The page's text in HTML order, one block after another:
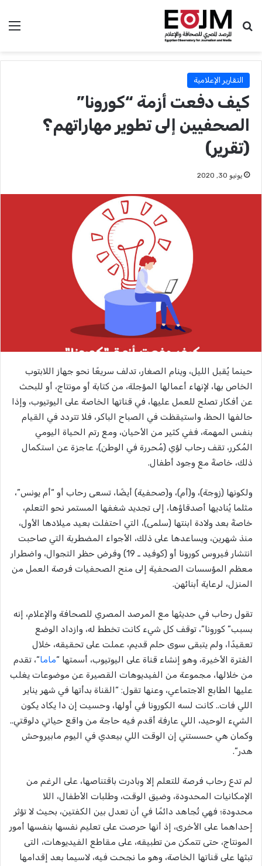
بحث عن
التقارير الإعلامية
كيف دفعت أزمة “كورونا”
الصحفيين إلى تطوير مهاراتهم؟
(تقرير)
يونيو 30, 2020
حينما يُقبل الليل، وينام الصغار، تدلف سريعًا نحو جهاز اللابتوب
الخاص بها، لإنهاء أعمالها المؤجلة، من كتابة أو مونتاج، أو للبحث
عن أفكار تصلح للعمل عليها، في قناتها الخاصة على اليوتيوب، وإذا
حالفها الحظ، واستيقظت في الصباح الباكر، فلا تتردد في القيام
بنفس المهمة، ففي كثير من الأحيان، ومع رتم الحياة اليومي
المُكرر، تقف رحاب لؤي (مُحررة في الوطن)، عاجزة عن استكمال
ذلك، خاصةً مع وجود أطفال.
ولكونها (زوجة)، و(أم)، و(صحفية) أيضًا، تسعى رحاب أو “أم يونس”،
مثلما يُناديها أصدقاؤها، إلى تجديد شغفها المستمر نحو التعلم،
خاصةً بعد ولادة ابنتها (سلمى)، التي احتفلت بعيد ميلادها الأول،
منذ شهرين، ويساعدها على ذلك، الأجواء المضطربة التي صاحبت
انتشار فيروس كورونا أو (كوفيد ـ 19) وفرض حظر التجوال، واضطرار
معظم المؤسسات الصحفية إلى منح الصحفيات فرصة العمل من
المنزل، لرعاية أبنائهن.
تقول رحاب في حديثها مع المرصد المصري للصحافة والإعلام، إنه
بسبب” كورونا”، توقف كل شيء كانت تخطط له، وازداد الوضع
تعقيدًا، ولم يتبقى سوى حلم قديم، عملت على تحقيقه، خلال
الفترة الأخيرة، وهو إنشاء قناة على اليوتيوب، أسمتها “ماما“، تقدم
من خلالها، مجموعة من الفيديوهات القصيرة عن موضوعات يغلب
عليها الطابع الاجتماعي، وعنها تقول: “القناة بدأتها في شهر يناير
اللي فات.. كانت لسه الكورونا في أولها، وحسيت إن دا يكاد يكون
الشيء الوحيد، اللي عارفة أقدم فيه حاجة من واقع حياتي دلوقتي..
وكمان هي حسستني إن الوقت اللي بيعدي في اليوم مابيروحش
هدر”.
لم تدع رحاب فرصة للتعلم إلا وبادرت باقتناصها، على الرغم من
الإمكانيات المحدودة، وضيق الوقت، وطلبات الأطفال، اللا
محدودة؛ فهي تُجاهد دائمًا في أن تعدل بين الكفتين، بحيث لا تؤثر
إحداهما على الأخرى، إذ أنها حرصت على تعليم نفسها بنفسها أمور
المونتاج، حتى تتمكن من تطبيقه، على مقاطع الفيديوهات، التى
تبثها على قناتها الخاصة، وهو ما نجحت فيه، لاسيما بعد إقدامها